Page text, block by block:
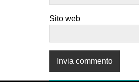
Sito web